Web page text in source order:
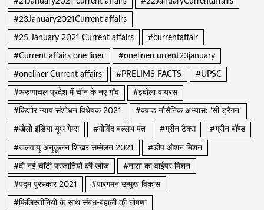
#23January2021Current affairs
#25 January 2021 Current affairs #currentaffair
#Current affairs one liner #onelinercurrent23january
#oneliner Current affairs #PRELIMS FACTS #UPSC
#अरुणाचल प्रदेश में चीन के नए गाँव #इबोला वायरस
#किशोर न्याय संशोधन विधेयक 2021 #क्वाड नौसैनिक अभ्यास: ‘सी ड्रैगन’
#खेलो इंडिया यूथ गेम्स #गोविंद बल्लभ पंत #ग्रीन टैक्स #ग्रीन बॉण्ड
#जलवायु अनुकूलन शिखर सम्मेलन 2021 #डीप ओशन मिशन
#दो नई चींटी प्रजातियों की खोज #नासा का वाईपर मिशन
#पद्म पुरस्कार 2021 #पारगमन उन्मुख विकास
#फिलिस्तीनियों के साथ संबंध-बहाली की घोषणा